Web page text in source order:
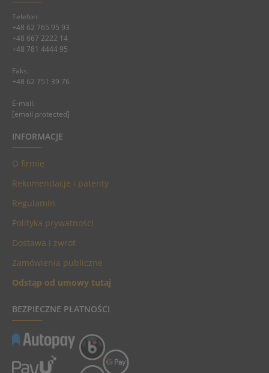
Telefon:
+48 62 765 95 93
+48 667 2222 14
+48 781 4444 95
Faks:
+48 62 751 39 76
E-mail:
[email protected]
INFORMACJE
O firmie
Rekomendacje i patenty
Regulamin
Polityka prywatności
Dostawa i zwrot
Zamówienia publiczne
Odstąp od umowy tutaj
BEZPIECZNE PŁATNOŚCI